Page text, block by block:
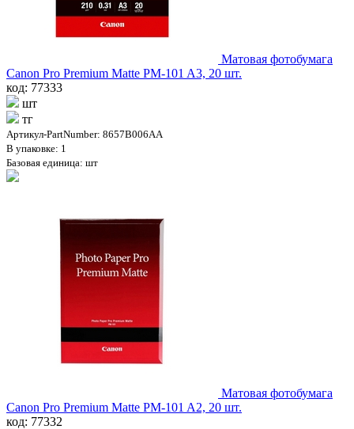
Матовая фотобумага
Canon Pro Premium Matte PM-101 A3, 20 шт.
код: 77333
шт
тг
Артикул-PartNumber: 8657B006AA
В упаковке: 1
Базовая единица: шт
Матовая фотобумага
Canon Pro Premium Matte PM-101 A2, 20 шт.
код: 77332